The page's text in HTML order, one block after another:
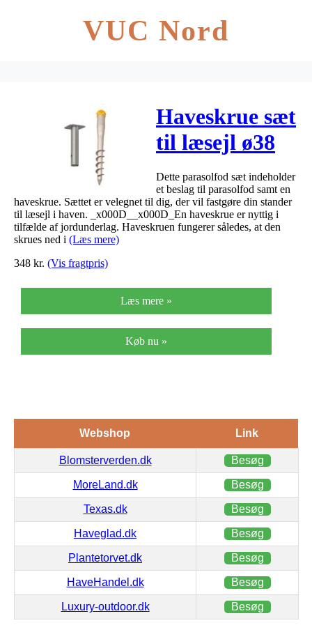
VUC Nord
Haveskrue sæt
til læsejl ø38
Dette parasolfod sæt indeholder
et beslag til parasolfod samt en
haveskrue. Sættet er velegnet til dig, der vil fastgøre din stander
til læsejl i haven. _x000D__x000D_En haveskrue er nyttig i
tilfælde af jordunderlag. Haveskruen fungerer således, at den
skrues ned i (Læs mere)
348 kr. (Vis fragtpris)
Læs mere »
Køb nu »
Webshop Link
Blomsterverden.dk Besøg
MoreLand.dk Besøg
Texas.dk Besøg
Haveglad.dk Besøg
Plantetorvet.dk Besøg
HaveHandel.dk Besøg
Luxury-outdoor.dk Besøg